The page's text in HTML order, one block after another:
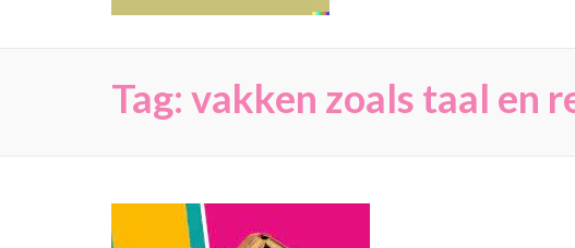
Tag: vakken zoals taal en